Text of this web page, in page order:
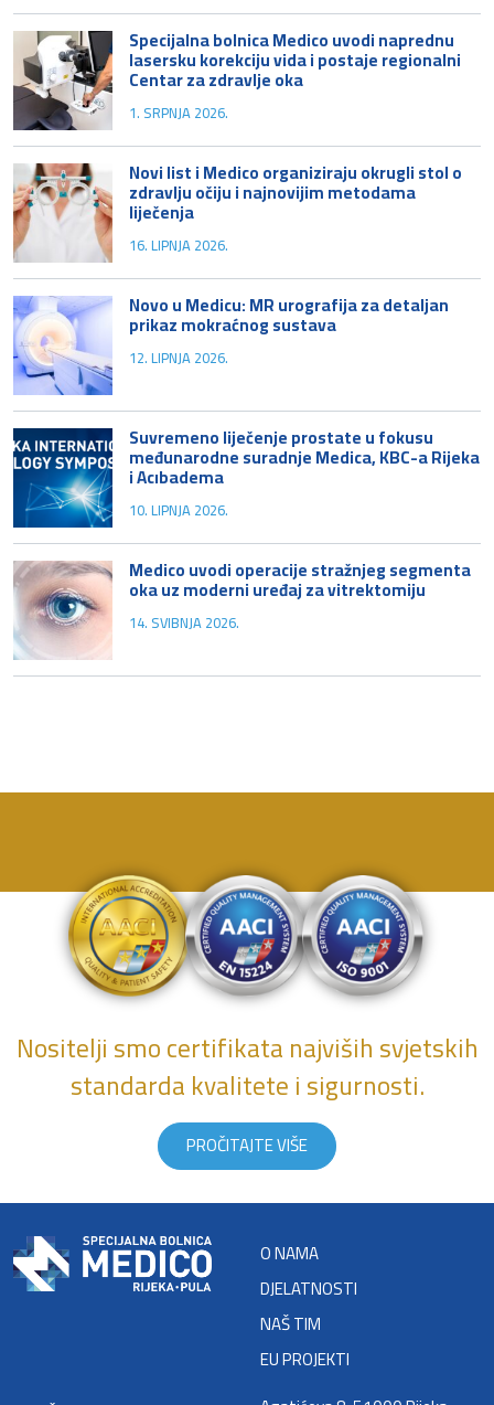
Specijalna bolnica Medico uvodi naprednu
lasersku korekciju vida i postaje regionalni
Centar za zdravlje oka
1. SRPNJA 2026.
Novi list i Medico organiziraju okrugli stol o
zdravlju očiju i najnovijim metodama
liječenja
16. LIPNJA 2026.
Novo u Medicu: MR urografija za detaljan
prikaz mokraćnog sustava
12. LIPNJA 2026.
Suvremeno liječenje prostate u fokusu
međunarodne suradnje Medica, KBC-a Rijeka
i Acıbadema
10. LIPNJA 2026.
Medico uvodi operacije stražnjeg segmenta
oka uz moderni uređaj za vitrektomiju
14. SVIBNJA 2026.
Nositelji smo certifikata najviših svjetskih
standarda kvalitete i sigurnosti.
PROČITAJTE VIŠE
O NAMA
DJELATNOSTI
NAŠ TIM
EU PROJEKTI